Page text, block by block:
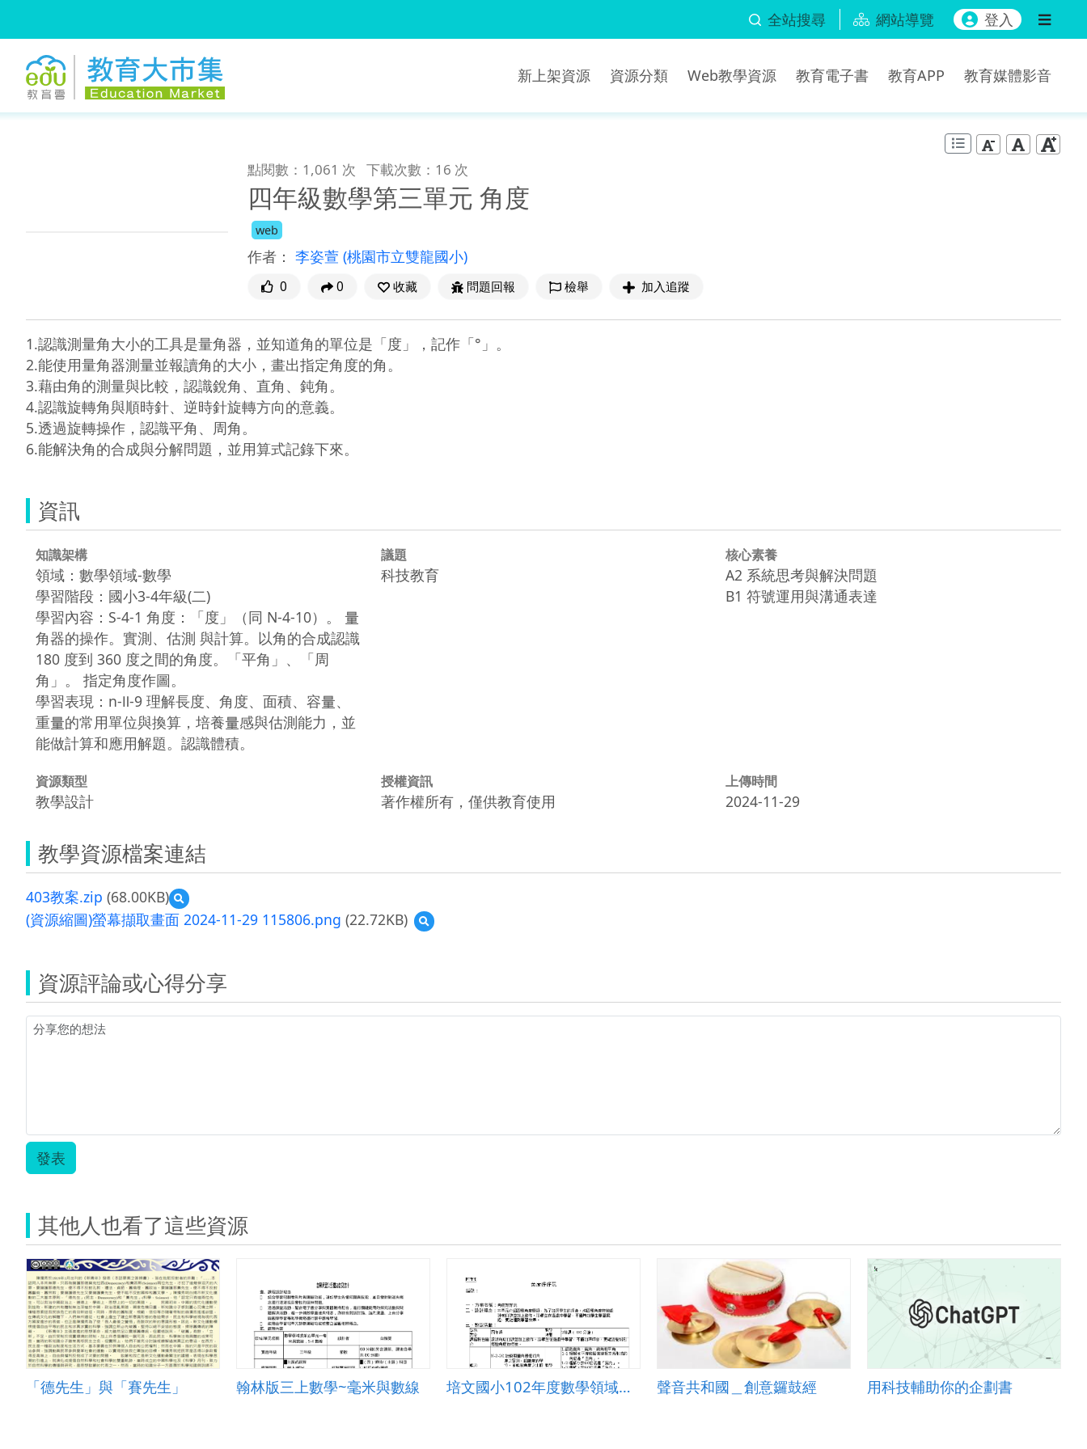
全站搜尋 網站導覽 登入
新上架資源 資源分類 Web教學資源 教育電子書 教育APP 教育媒體影音
點閱數：1,061 次 下載次數：16 次
四年級數學第三單元 角度
web
作者： 李姿萱 (桃園市立雙龍國小)
0 0 收藏 問題回報 檢舉 加入追蹤
1.認識測量角大小的工具是量角器，並知道角的單位是「度」，記作「°」。
2.能使用量角器測量並報讀角的大小，畫出指定角度的角。
3.藉由角的測量與比較，認識銳角、直角、鈍角。
4.認識旋轉角與順時針、逆時針旋轉方向的意義。
5.透過旋轉操作，認識平角、周角。
6.能解決角的合成與分解問題，並用算式記錄下來。
資訊
知識架構
領域：數學領域-數學
學習階段：國小3-4年級(二)
學習內容：S-4-1 角度：「度」（同 N-4-10）。 量
角器的操作。實測、估測 與計算。以角的合成認識
180 度到 360 度之間的角度。「平角」、「周
角」。 指定角度作圖。
學習表現：n-Ⅱ-9 理解長度、角度、面積、容量、
重量的常用單位與換算，培養量感與估測能力，並
能做計算和應用解題。認識體積。
議題
科技教育
核心素養
A2 系統思考與解決問題
B1 符號運用與溝通表達
資源類型
教學設計
授權資訊
著作權所有，僅供教育使用
上傳時間
2024-11-29
教學資源檔案連結
403教案.zip (68.00KB)
預
覽
403
(資源縮圖)螢幕擷取畫面 2024-11-29 115806.png (22.72KB)
預
覽
螢
29
資源評論或心得分享
發表
其他人也看了這些資源
「德先生」與「賽先生」 翰林版三上數學~毫米與數線 培文國小102年度數學領域教案_角度好好玩 聲音共和國＿創意鑼鼓經 用科技輔助你的企劃書